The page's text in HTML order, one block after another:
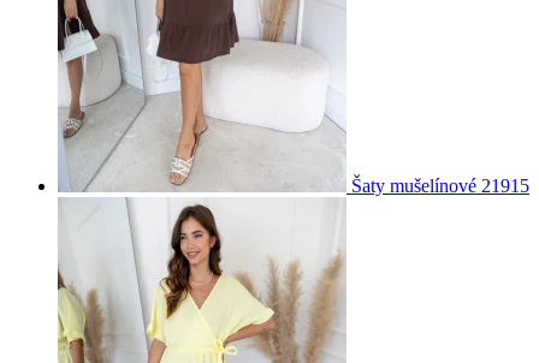
Šaty mušelínové 21915